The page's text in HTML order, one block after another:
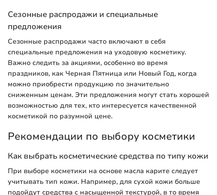
Сезонные распродажи и специальные
предложения
Сезонные распродажи часто включают в себя
специальные предложения на уходовую косметику.
Важно следить за акциями, особенно во время
праздников, как Черная Пятница или Новый Год, когда
можно приобрести продукцию по значительно
сниженным ценам. Эти предложения могут стать хорошей
возможностью для тех, кто интересуется качественной
косметикой по разумной цене.
Рекомендации по выбору косметики
Как выбрать косметические средства по типу кожи
При выборе косметики на основе масла карите следует
учитывать тип кожи. Например, для сухой кожи больше
подойдут средства с насыщенной текстурой, в то время